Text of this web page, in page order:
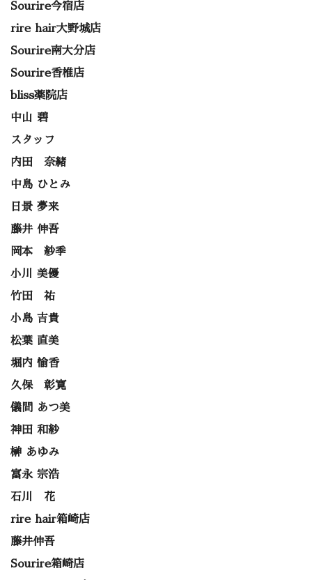
Sourire今宿店
rire hair大野城店
Sourire南大分店
Sourire香椎店
bliss薬院店
中山 碧
スタッフ
内田 奈緒
中島 ひとみ
日景 夢来
藤井 伸吾
岡本 紗季
小川 美優
竹田 祐
小島 吉貴
松葉 直美
堀内 愉香
久保 彰寛
儀間 あつ美
神田 和紗
榊 あゆみ
富永 宗浩
石川 花
rire hair箱崎店
藤井伸吾
Sourire箱崎店